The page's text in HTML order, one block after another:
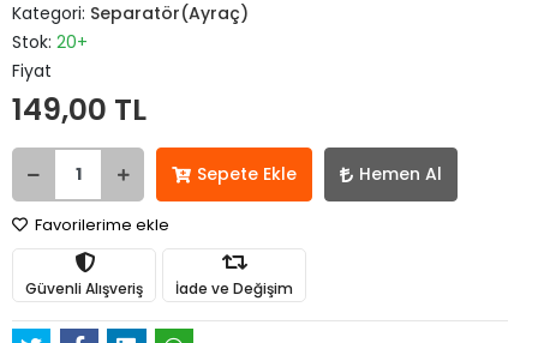
Kategori: Separatör(Ayraç)
Stok: 20+
Fiyat
149,00 TL
Sepete Ekle Hemen Al
Favorilerime ekle
Güvenli Alışveriş İade ve Değişim